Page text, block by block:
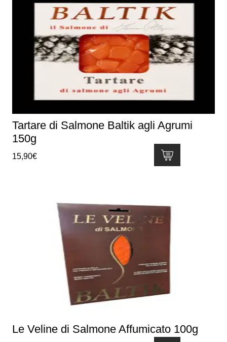
Tartare di Salmone Baltik agli Agrumi
150g
15,90€
Le Veline di Salmone Affumicato 100g